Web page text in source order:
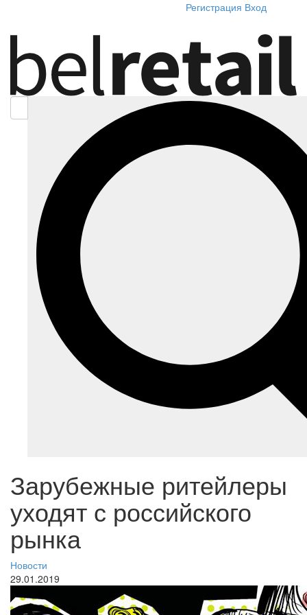
Регистрация Вход
Зарубежные ритейлеры
уходят с российского
рынка
Новости
29.01.2019